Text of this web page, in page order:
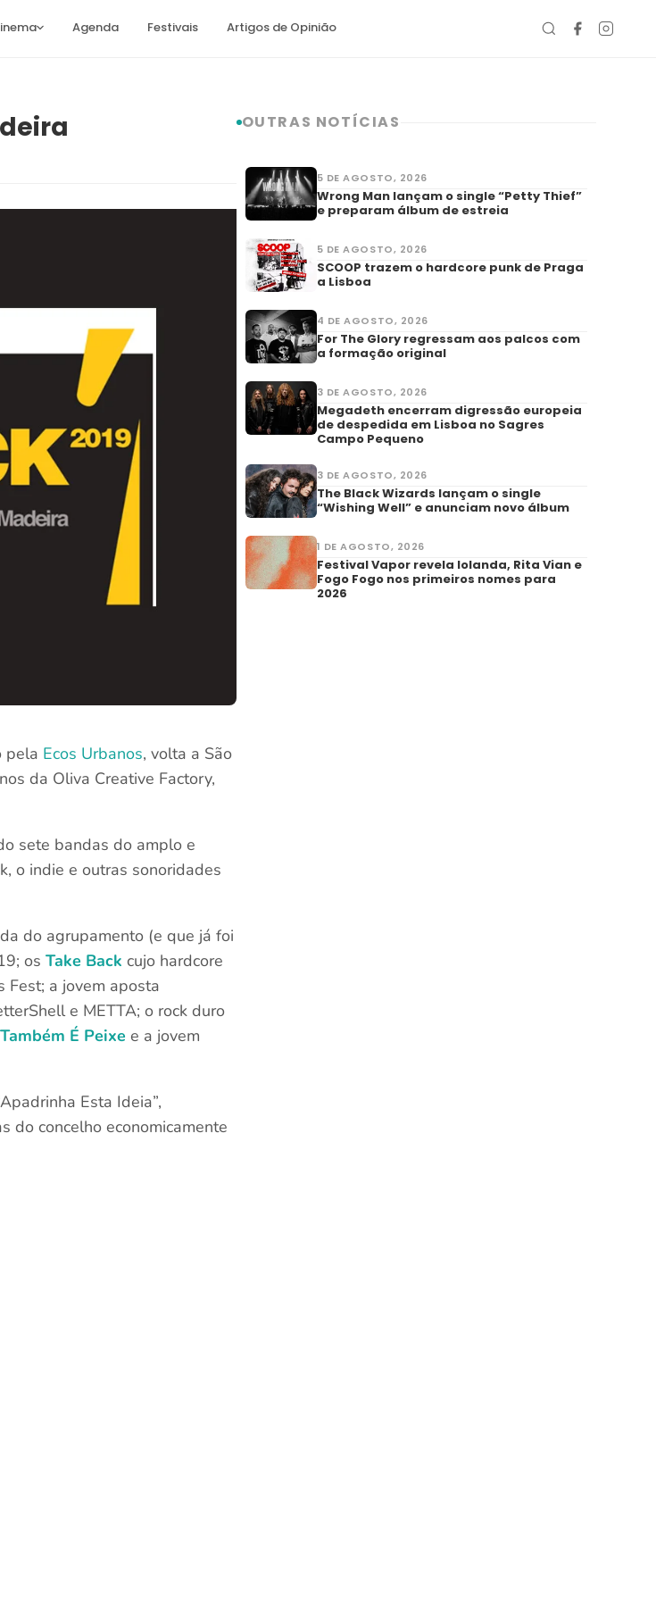
Agenda Festivais Artigos de Opinião
pela Ecos Urbanos, volta a São
da Oliva Creative Factory,
sete bandas do amplo e
o indie e outras sonoridades
do agrupamento (e que já foi
osTake Back cujo hardcore
Fest; a jovem aposta
e METTA; o rock duro
É Peixe e a jovem
Esta Ideia”,
do concelho economicamente
OUTRAS NOTÍCIAS
5 DE AGOSTO, 2026
Wrong Man lançam o single “Petty Thief”
e preparam álbum de estreia
5 DE AGOSTO, 2026
SCOOP trazem o hardcore punk de Praga
a Lisboa
4 DE AGOSTO, 2026
For The Glory regressam aos palcos com
a formação original
3 DE AGOSTO, 2026
Megadeth encerram digressão europeia
de despedida em Lisboa no Sagres
Campo Pequeno
3 DE AGOSTO, 2026
The Black Wizards lançam o single
“Wishing Well” e anunciam novo álbum
1 DE AGOSTO, 2026
Festival Vapor revela Iolanda, Rita Vian e
Fogo Fogo nos primeiros nomes para
2026